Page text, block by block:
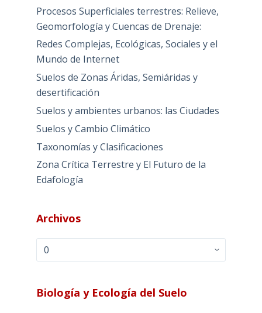
Procesos Superficiales terrestres: Relieve,
Geomorfología y Cuencas de Drenaje:
Redes Complejas, Ecológicas, Sociales y el
Mundo de Internet
Suelos de Zonas Áridas, Semiáridas y
desertificación
Suelos y ambientes urbanos: las Ciudades
Suelos y Cambio Climático
Taxonomías y Clasificaciones
Zona Crítica Terrestre y El Futuro de la
Edafología
Archivos
Archivos
Biología y Ecología del Suelo